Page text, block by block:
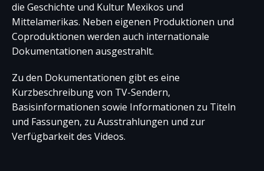
die Geschichte und Kultur Mexikos und
Mittelamerikas. Neben eigenen Produktionen und
Coproduktionen werden auch internationale
Dokumentationen ausgestrahlt.
Zu den Dokumentationen gibt es eine
Kurzbeschreibung von TV-Sendern,
Basisinformationen sowie Informationen zu Titeln
und Fassungen, zu Ausstrahlungen und zur
Verfügbarkeit des Videos.